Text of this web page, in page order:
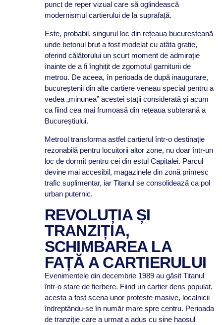
punct de reper vizual care să oglindească
modernismul cartierului de la suprafață.
Este, probabil, singurul loc din rețeaua bucureșteană
unde betonul brut a fost modelat cu atâta grație,
oferind călătorului un scurt moment de admirație
înainte de a fi înghițit de zgomotul garniturii de
metrou. De aceea, în perioada de după inaugurare,
bucureștenii din alte cartiere veneau special pentru a
vedea „minunea” acestei stații considerată și acum
ca fiind cea mai frumoasă din rețeaua subterană a
Bucureștiului.
Metroul transforma astfel cartierul într-o destinație
rezonabilă pentru locuitorii altor zone, nu doar într-un
loc de dormit pentru cei din estul Capitalei. Parcul
devine mai accesibil, magazinele din zonă primesc
trafic suplimentar, iar Titanul se consolidează ca pol
urban puternic.
REVOLUȚIA ȘI
TRANZIȚIA,
SCHIMBAREA LA
FAȚĂ A CARTIERULUI
Evenimentele din decembrie 1989 au găsit Titanul
într-o stare de fierbere. Fiind un cartier dens populat,
acesta a fost scena unor proteste masive, localnicii
îndreptându-se în număr mare spre centru. Perioada
de tranziție care a urmat a adus cu sine haosul